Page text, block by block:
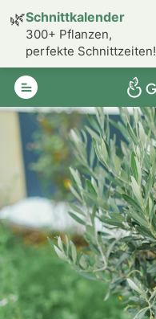
🌿Schnittkalender
300+ Pflanzen,
perfekte Schnittzeiten!